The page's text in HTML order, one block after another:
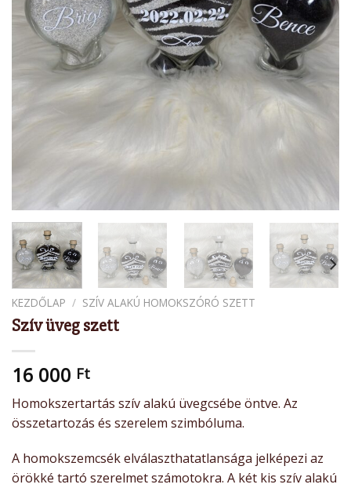
KEZDŐLAP / SZÍV ALAKÚ HOMOKSZÓRÓ SZETT
Szív üveg szett
16 000 Ft
Homokszertartás szív alakú üvegcsébe öntve. Az
összetartozás és szerelem szimbóluma.
A homokszemcsék elválaszthatatlansága jelképezi az
örökké tartó szerelmet számotokra. A két kis szív alakú